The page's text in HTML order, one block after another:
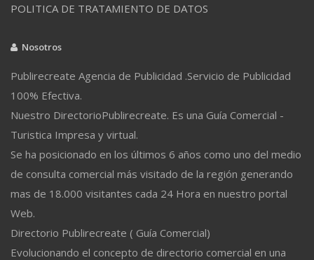
POLITICA DE TRATAMIENTO DE DATOS
Nosotros
Publirecreate Agencia de Publicidad .Servicio de Publicidad
100% Efectiva.
Nuestro DirectorioPublirecreate. Es una Guía Comercial -
Turistica Impresa y virtual.
Se ha posicionado en los últimos 6 años como uno del medio
de consulta comercial más visitado de la región generando
mas de 18.000 visitantes cada 24 Hora en nuestro portal
Web.
Directorio Publirecreate ( Guía Comercial)
Evolucionando el concepto de directorio comercial en una